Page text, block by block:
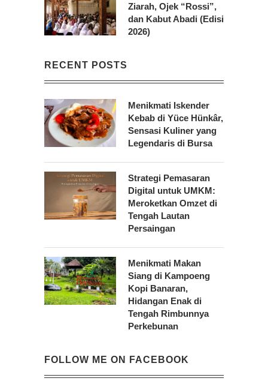
Ziarah, Ojek “Rossi”,
dan Kabut Abadi (Edisi
2026)
RECENT POSTS
Menikmati Iskender
Kebab di Yüce Hünkâr,
Sensasi Kuliner yang
Legendaris di Bursa
Strategi Pemasaran
Digital untuk UMKM:
Meroketkan Omzet di
Tengah Lautan
Persaingan
Menikmati Makan
Siang di Kampoeng
Kopi Banaran,
Hidangan Enak di
Tengah Rimbunnya
Perkebunan
FOLLOW ME ON FACEBOOK